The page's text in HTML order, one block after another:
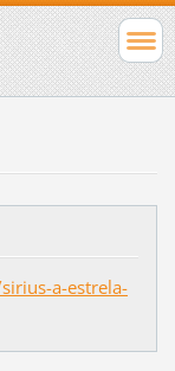
a-estrela-